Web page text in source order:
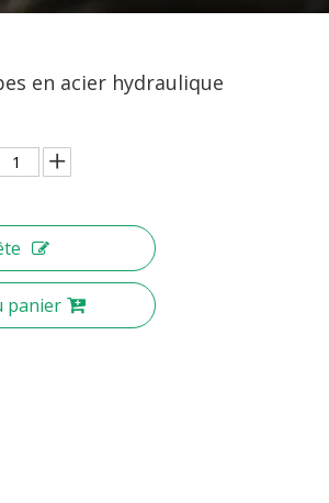
en acier hydraulique
panier